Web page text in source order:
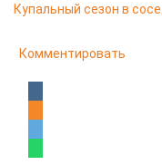
Купальный сезон в
Комментировать